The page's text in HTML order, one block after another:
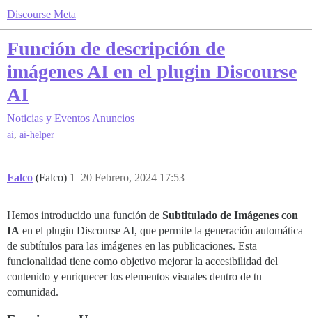
Discourse Meta
Función de descripción de
imágenes AI en el plugin Discourse
AI
Noticias y Eventos Anuncios
ai, ai-helper
Falco (Falco) 20 Febrero, 2024 17:53
1
Hemos introducido una función de Subtitulado de Imágenes con
IA en el plugin Discourse AI, que permite la generación automática
de subtítulos para las imágenes en las publicaciones. Esta
funcionalidad tiene como objetivo mejorar la accesibilidad del
contenido y enriquecer los elementos visuales dentro de tu
comunidad.